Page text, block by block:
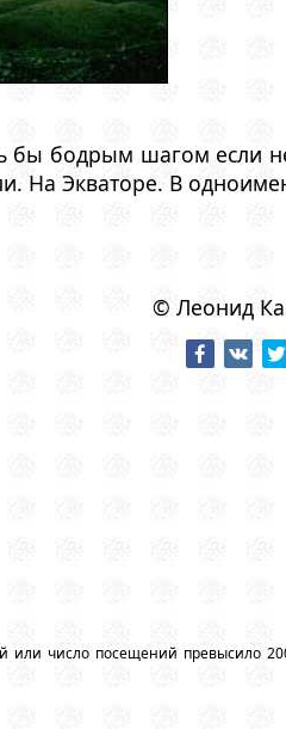
бы бодрым шагом если
На Экваторе. В
© Леонид
или число посещений превысило